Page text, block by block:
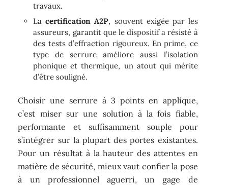
travaux.
Lacertification A2P, souvent exigée par les
assureurs, garantit que le dispositif a résisté à
des tests d’effraction rigoureux. En prime, ce
type de serrure améliore aussi l’isolation
phonique et thermique, un atout qui mérite
d’être souligné.
Choisir une serrure à 3 points en applique,
c’est miser sur une solution à la fois fiable,
performante et suffisamment souple pour
s’intégrer sur la plupart des portes existantes.
Pour un résultat à la hauteur des attentes en
matière de sécurité, mieux vaut confier la pose
à un professionnel aguerri, un gage de